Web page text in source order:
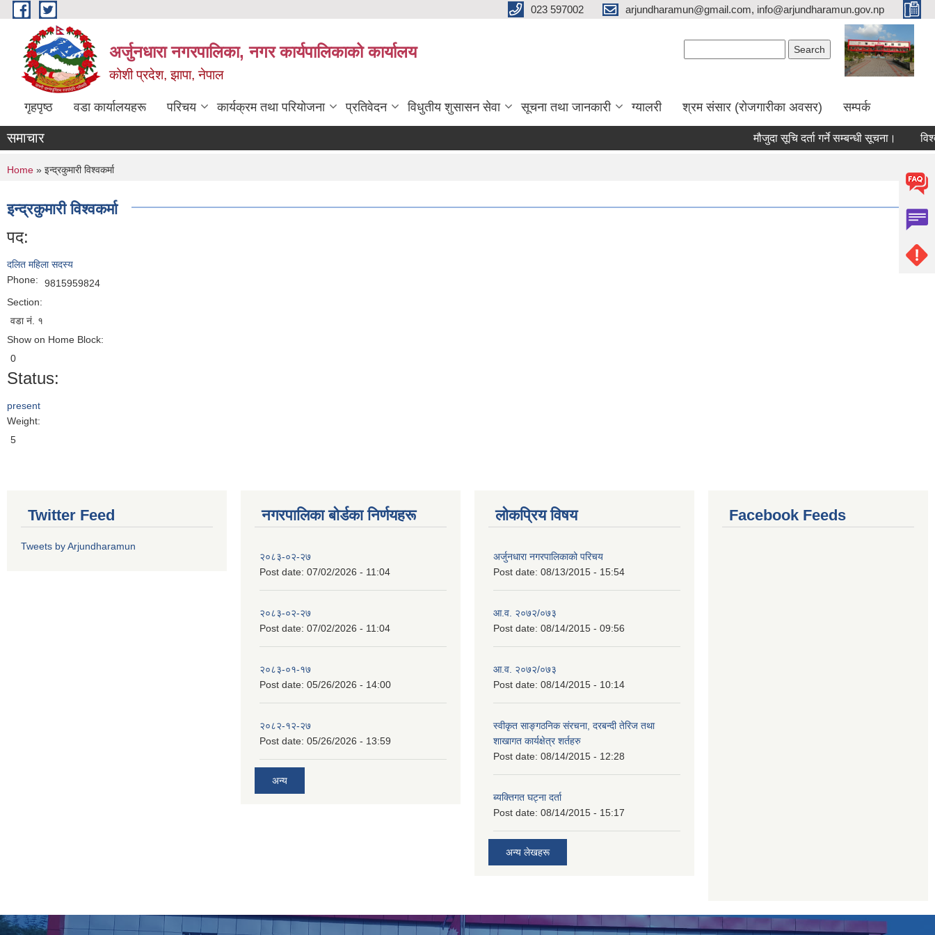
Skip to main content 023 597002 arjundharamun@gmail.com, info@arjundharamun.gov.np
अर्जुनधारा नगरपालिका, नगर कार्यपालिकाको कार्यालय
कोशी प्रदेश, झापा, नेपाल
गृहपृष्ठ वडा कार्यालयहरू परिचय कार्यक्रम तथा परियोजना प्रतिवेदन विधुतीय शुसासन सेवा सूचना तथा जानकारी ग्यालरी श्रम संसार (रोजगारीका अवसर) सम्पर्क
समाचार मौजुदा सूचि दर्ता गर्ने सम्बन्धी सूचना। विश्व
You are here
Home » इन्द्रकुमारी विश्वकर्मा
इन्द्रकुमारी विश्वकर्मा
पद:
दलित महिला सदस्य
Phone:
9815959824
Section:
वडा नं. १
Show on Home Block:
0
Status:
present
Weight:
5
Twitter Feed
Tweets by Arjundharamun
नगरपालिका बाेर्डका निर्णयहरू
२०८३-०२-२७
Post date: 07/02/2026 - 11:04
२०८३-०२-२७
Post date: 07/02/2026 - 11:04
२०८३-०१-१७
Post date: 05/26/2026 - 14:00
२०८२-१२-२७
Post date: 05/26/2026 - 13:59
अन्य
लोकप्रिय विषय
अर्जुनधारा नगरपालिकाको परिचय
Post date: 08/13/2015 - 15:54
आ.व. २०७२/०७३
Post date: 08/14/2015 - 09:56
आ.व. २०७२/०७३
Post date: 08/14/2015 - 10:14
स्वीकृत साङ्गठनिक संरचना, दरबन्दी तेरिज तथा
शाखागत कार्यक्षेत्र शर्तहरु
Post date: 08/14/2015 - 12:28
ब्यक्तिगत घट्ना दर्ता
Post date: 08/14/2015 - 15:17
अन्य लेखहरू
Facebook Feeds